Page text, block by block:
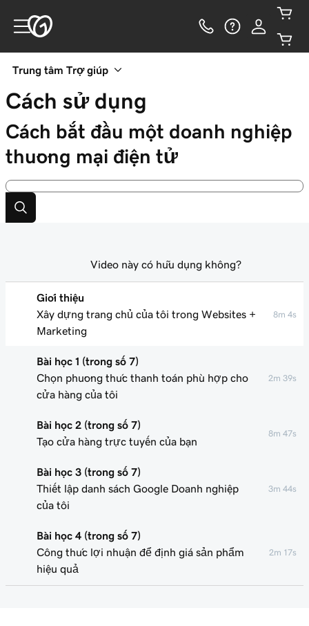
Trung tâm Trợ giúp
Cách sử dụng
Cách bắt đầu một doanh nghiệp
thương mại điện tử
Giới thiệu
Xây dựng trang chủ của tôi trong Websites +
Marketing
8m 4s
Bài học 1 (trong số 7)
Chọn phương thức thanh toán phù hợp cho
cửa hàng của tôi
2m 39s
Bài học 2 (trong số 7)
Tạo cửa hàng trực tuyến của bạn
8m 47s
Bài học 3 (trong số 7)
Thiết lập danh sách Google Doanh nghiệp
của tôi
3m 44s
Bài học 4 (trong số 7)
Công thức lợi nhuận để định giá sản phẩm
hiệu quả
2m 17s
Video này có hữu dụng không?